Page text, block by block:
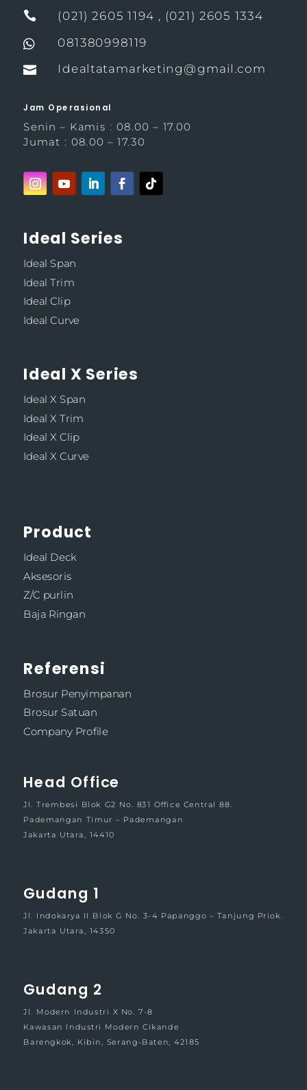
 (021) 2605 1194 , (021) 2605 1334
 081380998119
 Idealtatamarketing@gmail.com
Jam Operasional
Senin – Kamis : 08.00 – 17.00
Jumat : 08.00 – 17.30
Ideal Series
Ideal Span
Ideal Trim
Ideal Clip
Ideal Curve
Ideal X Series
Ideal X Span
Ideal X Trim
Ideal X Clip
Ideal X Curve
Product
Ideal Deck
Aksesoris
Z/C purlin
Baja Ringan
Referensi
Brosur Penyimpanan
Brosur Satuan
Company Profile
Head Office
Jl. Trembesi Blok G2 No. 831 Office Central 88.
Pademangan Timur – Pademangan
Jakarta Utara, 14410
Gudang 1
Jl. Indokarya II Blok G No. 3-4 Papanggo – Tanjung Priok.
Jakarta Utara, 14350
Gudang 2
Jl. Modern Industri X No. 7-8
Kawasan Industri Modern Cikande
Barengkok, Kibin, Serang-Baten, 42185